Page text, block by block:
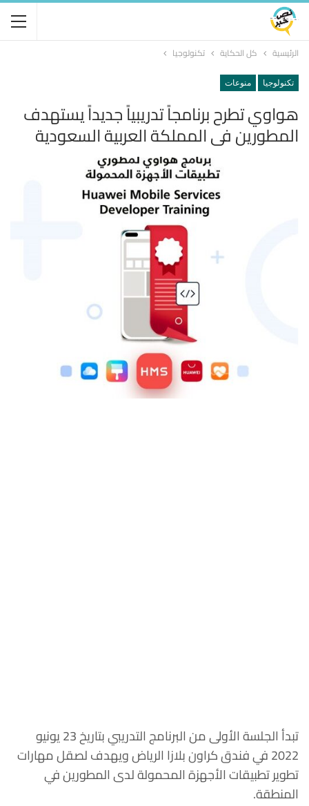
الرئيسية كل الحكاية تكنولوجيا
تكنولوجيا منوعات
هواوي تطرح برنامجاً تدريبياً جديداً يستهدف
المطورين في المملكة العربية السعودية
تبدأ الجلسة الأولى من البرنامج التدريبي بتاريخ 23 يونيو
2022 في فندق كراون بلازا الرياض ويهدف لصقل مهارات
تطوير تطبيقات الأجهزة المحمولة لدى المطورين في
المنطقة.